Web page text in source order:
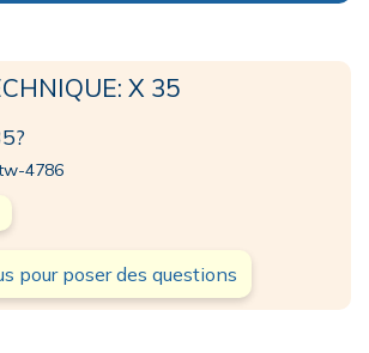
X 35
4786
pour poser des questions